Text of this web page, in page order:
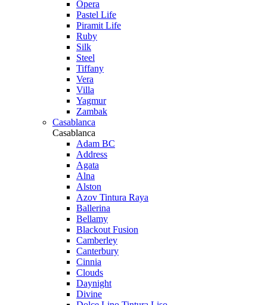
Opera
Pastel Life
Piramit Life
Ruby
Silk
Steel
Tiffany
Vera
Villa
Yagmur
Zambak
Casablanca
Casablanca
Adam BC
Address
Agata
Alna
Alston
Azov Tintura Raya
Ballerina
Bellamy
Blackout Fusion
Camberley
Canterbury
Cinnia
Clouds
Daynight
Divine